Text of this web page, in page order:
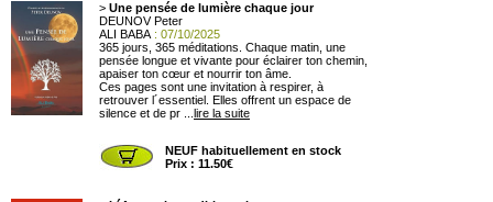
> Une pensée de lumière chaque jour
DEUNOV Peter
ALI BABA : 07/10/2025
365 jours, 365 méditations. Chaque matin, une
pensée longue et vivante pour éclairer ton chemin,
apaiser ton cœur et nourrir ton âme.
Ces pages sont une invitation à respirer, à
retrouver l´essentiel. Elles offrent un espace de
silence et de pr ... lire la suite
NEUF habituellement en stock
Prix : 11.50€